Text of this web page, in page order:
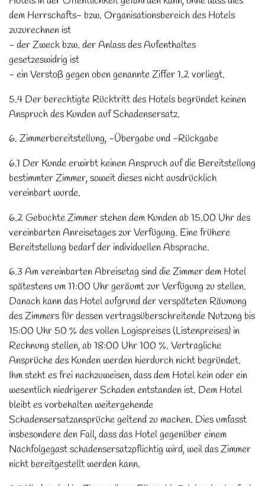
dem Herrschafts- bzw. Organisationsbereich des Hotels
zuzurechnen ist
- der Zweck bzw. der Anlass des Aufenthaltes
gesetzeswidrig ist
- ein Verstoß gegen oben genannte Ziffer 1.2 vorliegt.
5.4 Der berechtigte Rücktritt des Hotels begründet keinen
Anspruch des Kunden auf Schadensersatz.
6. Zimmerbereitstellung, -Übergabe und -Rückgabe
6.1 Der Kunde erwirbt keinen Anspruch auf die Bereitstellung
bestimmter Zimmer, soweit dieses nicht ausdrücklich
vereinbart wurde.
6.2 Gebuchte Zimmer stehen dem Kunden ab 15.00 Uhr des
vereinbarten Anreisetages zur Verfügung. Eine frühere
Bereitstellung bedarf der individuellen Absprache.
6.3 Am vereinbarten Abreisetag sind die Zimmer dem Hotel
spätestens um 11:00 Uhr geräumt zur Verfügung zu stellen.
Danach kann das Hotel aufgrund der verspäteten Räumung
des Zimmers für dessen vertragsüberschreitende Nutzung bis
15:00 Uhr 50 % des vollen Logispreises (Listenpreises) in
Rechnung stellen, ab 18:00 Uhr 100 %. Vertragliche
Ansprüche des Kunden werden hierdurch nicht begründet.
Ihm steht es frei nachzuweisen, dass dem Hotel kein oder ein
wesentlich niedrigerer Schaden entstanden ist. Dem Hotel
bleibt es vorbehalten weitergehende
Schadensersatzansprüche geltend zu machen. Dies umfasst
insbesondere den Fall, dass das Hotel gegenüber einem
Nachfolgegast schadensersatzpflichtig wird, weil das Zimmer
nicht bereitgestellt werden kann.